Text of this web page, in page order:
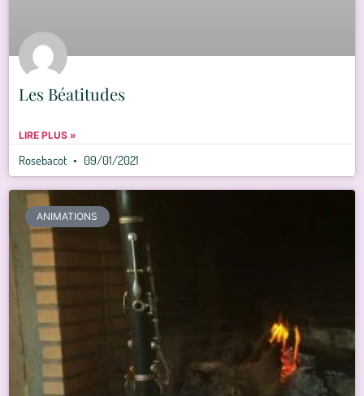
Les Béatitudes
LIRE PLUS »
Rosebacot 09/01/2021
ANIMATIONS